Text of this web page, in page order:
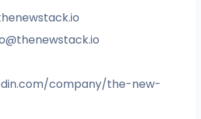
company/the-new-